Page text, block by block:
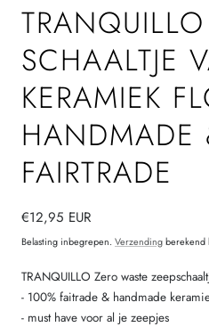
SCHAALTJE
KERAMIEK
HANDMADE
FAIRTRADE
Normale
prijs
€12,95 EUR
Belasting inbegrepen. Verzendingberekend
TRANQUILLO Zero waste
- 100% faitrade & handmade
- must have voor al je zeepjes